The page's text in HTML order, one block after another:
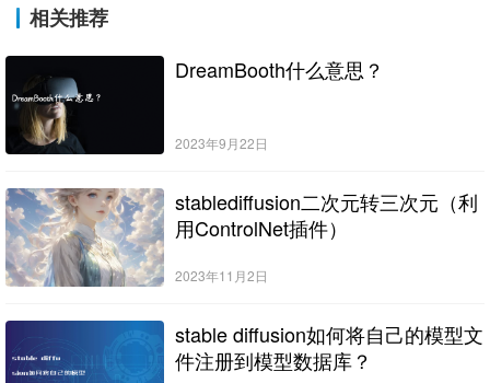
相关推荐
DreamBooth什么意思？
2023年9月22日
stablediffusion二次元转三次元（利
用ControlNet插件）
2023年11月2日
stable diffusion如何将自己的模型文
件注册到模型数据库？